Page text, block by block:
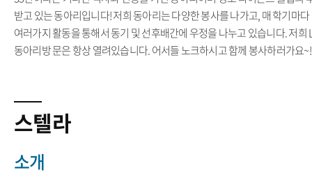
받고 있는 동아리입니다! 저희 동아리는 다양한 봉사를 나가고, 매 학기마다
여러가지 활동을 통해서 동기 및 선후배간에 우정을 나누고 있습니다. 저희
동아리방 문은 항상 열려있습니다. 어서들 노크하시고 함께 봉사하러가요~!
스텔라
소개